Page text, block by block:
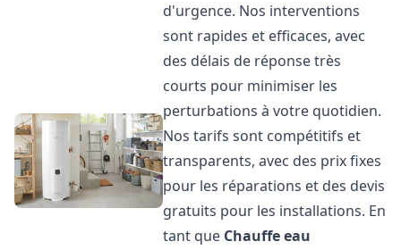
d'urgence. Nos interventions
sont rapides et efficaces, avec
des délais de réponse très
courts pour minimiser les
perturbations à votre quotidien.
Nos tarifs sont compétitifs et
transparents, avec des prix fixes
pour les réparations et des devis
gratuits pour les installations. En
tant que Chauffe eau